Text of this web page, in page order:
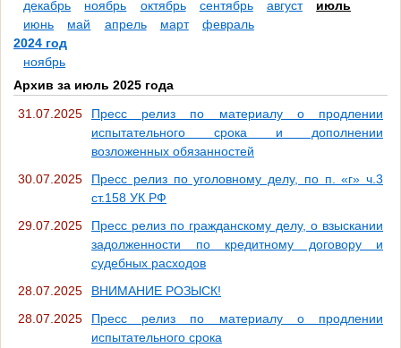
декабрь
ноябрь октябрь сентябрь август
июль
июнь
май апрель март
февраль
2024 год
ноябрь
Архив за июль 2025 года
31.07.2025
Пресс релиз по материалу о продлении
испытательного срока и дополнении
возложенных обязанностей
30.07.2025
Пресс релиз по уголовному делу, по п. «г» ч.3
ст.158 УК РФ
29.07.2025
Пресс релиз по гражданскому делу, о взыскании
задолженности по кредитному договору и
судебных расходов
28.07.2025
ВНИМАНИЕ РОЗЫСК!
28.07.2025
Пресс релиз по материалу о продлении
испытательного срока